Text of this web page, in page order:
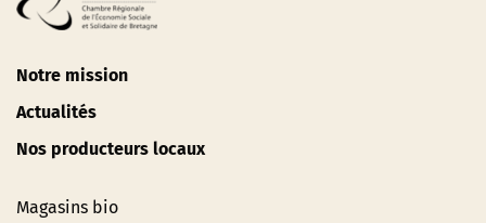
Notre mission
Actualités
Nos producteurs locaux
Magasins bio